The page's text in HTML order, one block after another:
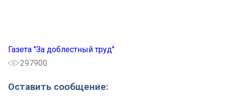
Газета "За доблестный труд"
297900
Оставить сообщение: